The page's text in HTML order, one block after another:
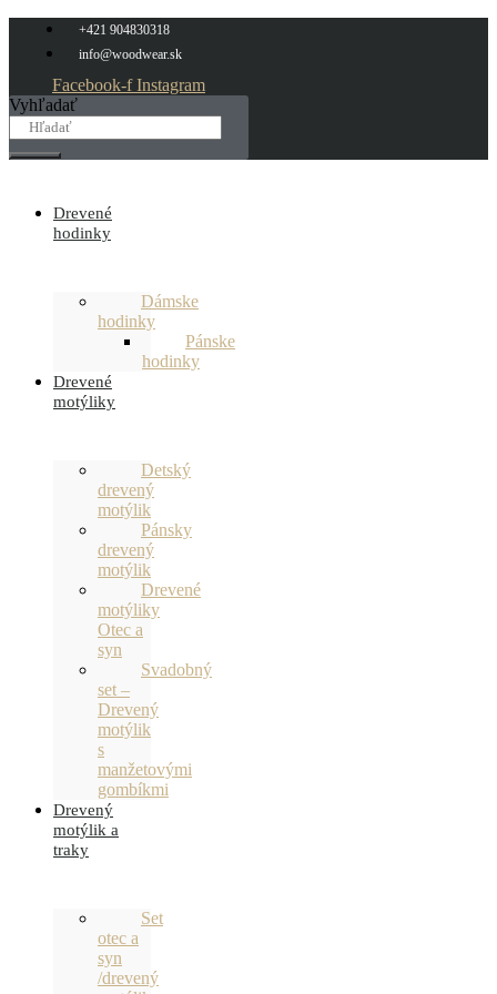
Preskočiť
obsah
+421 904830318
info@woodwear.sk
Facebook-f Instagram
Vyhľadať
Drevené
hodinky
Dámske
hodinky
Pánske
hodinky
Drevené
motýliky
Detský
drevený
motýlik
Pánsky
drevený
motýlik
Drevené
motýliky
Otec a
syn
Svadobný
set –
Drevený
motýlik
s
manžetovými
gombíkmi
Drevený
motýlik a
traky
Set
otec a
syn
/drevený